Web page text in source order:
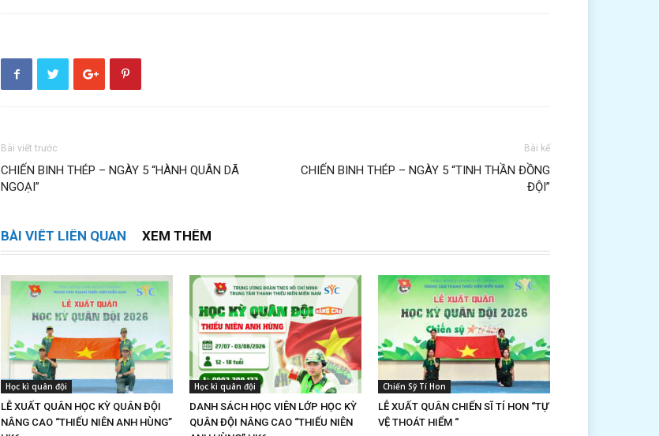
Bài viết trước
CHIẾN BINH THÉP – NGÀY 5 “HÀNH QUÂN DÃ
NGOẠI”
Bài kế
CHIẾN BINH THÉP – NGÀY 5 “TINH THẦN ĐỒNG
ĐỘI”
BÀI VIẾT LIÊN QUAN XEM THÊM
Học kì quân đội
LỄ XUẤT QUÂN HỌC KỲ QUÂN ĐỘI
NÂNG CAO “THIẾU NIÊN ANH HÙNG”
Học kì quân đội
DANH SÁCH HỌC VIÊN LỚP HỌC KỲ
QUÂN ĐỘI NÂNG CAO “THIẾU NIÊN
Chiến Sỹ Tí Hon
LỄ XUẤT QUÂN CHIẾN SĨ TÍ HON “TỰ
VỆ THOÁT HIỂM “